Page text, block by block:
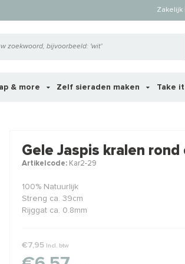
Zakelijk
& more Zelf sieraden maken Take
voor je?
STAFFELKORTING
Gele Jaspis kralen rond
Artikelcode:Kar2-29
100% Natuurlijk
Streng ca. 39cm
Rijggat ca. 0.8mm
€7,95 Incl. btw